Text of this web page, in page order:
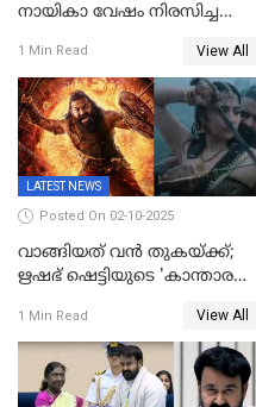
നായികാ വേഷം നിരസിച്ച
നടി ദിവ്യ ഉണ്ണിയല്ലെന്നും
സമൂഹമാധ്യമത്തിൽ കുറിപ്പ്
1 Min Read View All
LATEST NEWS
Posted On 02-10-2025
വാങ്ങിയത് വൻ തുകയ്ക്ക്;
ഋഷഭ് ഷെട്ടിയുടെ 'കാന്താര
കാണാം
1 Min Read View All